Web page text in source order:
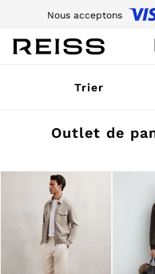
Nous acceptons
Téléchargez l’app Reiss
via l'app. Les
WOMEN
Pre-Autumn
Wedding
Dresses
Tops & T-Shirts
Trousers
Jumpsuits &
Shirts &
Shorts
Trier